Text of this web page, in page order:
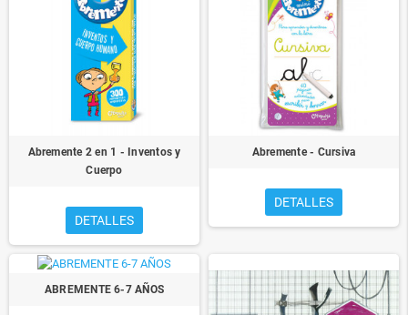
Abremente 2 en 1 - Inventos y
Cuerpo
DETALLES
Abremente - Cursiva
DETALLES
ABREMENTE 6-7 AÑOS